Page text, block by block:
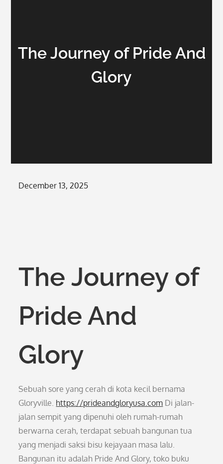
The Journey of Pride And
Glory
Posted
December 13, 2025
The Journey of
Pride And
Glory
Sebuah sore yang cerah di kota kecil bernama
Gloryville. https://prideandgloryusa.com Di jalan-
jalan sempit yang dipenuhi oleh rumah-rumah
berwarna cerah, terdapat sebuah bangunan tua
yang menjadi saksi bisu kejayaan masa lalu.
Bangunan itu adalah Pride And Glory, toko buku